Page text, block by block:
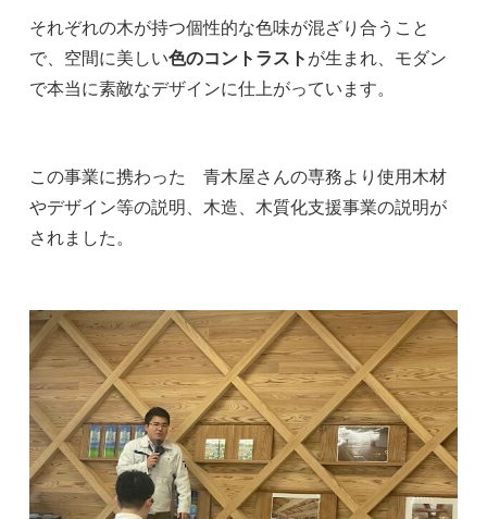
それぞれの木が持つ個性的な色味が混ざり合うこと
で、空間に美しい色のコントラスト が生まれ、モダン
で本当に素敵なデザインに仕上がっています。
この事業に携わった 青木屋さんの専務より使用木材
やデザイン等の説明、木造、木質化支援事業の説明が
されました。